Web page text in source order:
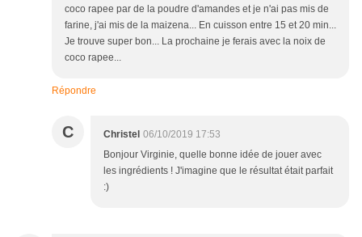
coco rapee par de la poudre d'amandes et je n'ai pas mis de
farine, j'ai mis de la maizena... En cuisson entre 15 et 20 min...
Je trouve super bon... La prochaine je ferais avec la noix de
coco rapee...
Répondre
C Christel 06/10/2019 17:53
Bonjour Virginie, quelle bonne idée de jouer avec
les ingrédients ! J'imagine que le résultat était parfait
:)